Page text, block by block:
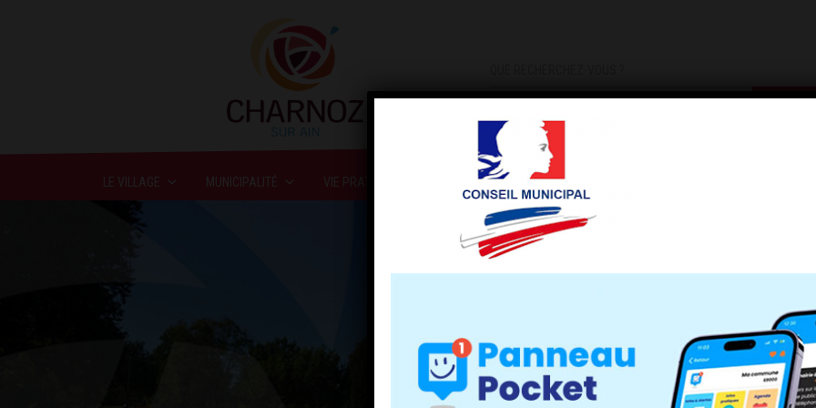
LE VILLAGE MUNICIPALITÉ VIE PRATIQUE DEMARCHES INFOS PRATIQUES